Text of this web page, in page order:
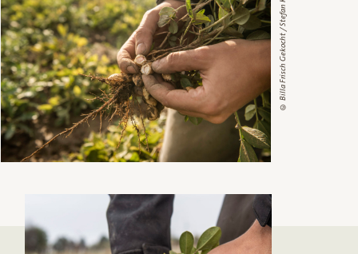
© Billa Frisch Gekocht / Stefan Knittel